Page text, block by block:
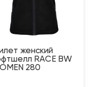
женский
RACE BW
280